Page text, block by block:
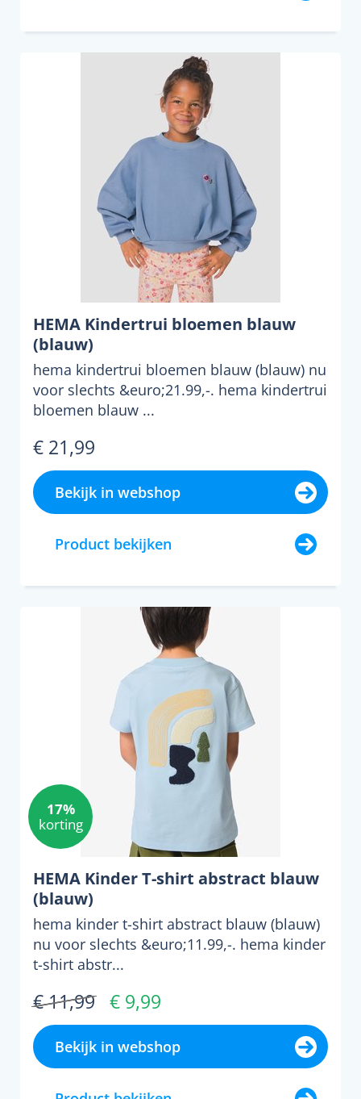
HEMA Kindertrui bloemen blauw
(blauw)
hema kindertrui bloemen blauw (blauw) nu
voor slechts &euro;21.99,-. hema kindertrui
bloemen blauw ...
€ 21,99
Bekijk in webshop
Product bekijken
17%
korting
HEMA Kinder T-shirt abstract blauw
(blauw)
hema kinder t-shirt abstract blauw (blauw)
nu voor slechts &euro;11.99,-. hema kinder
t-shirt abstr...
€ 11,99 € 9,99
Bekijk in webshop